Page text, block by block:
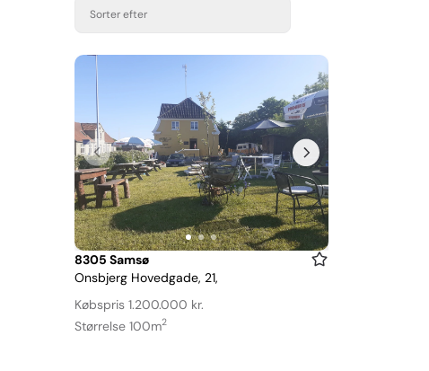
Sorter efter
Item
1
of
3
8305 Samsø
Onsbjerg Hovedgade, 21,
Købspris 1.200.000 kr.
Størrelse 100m2